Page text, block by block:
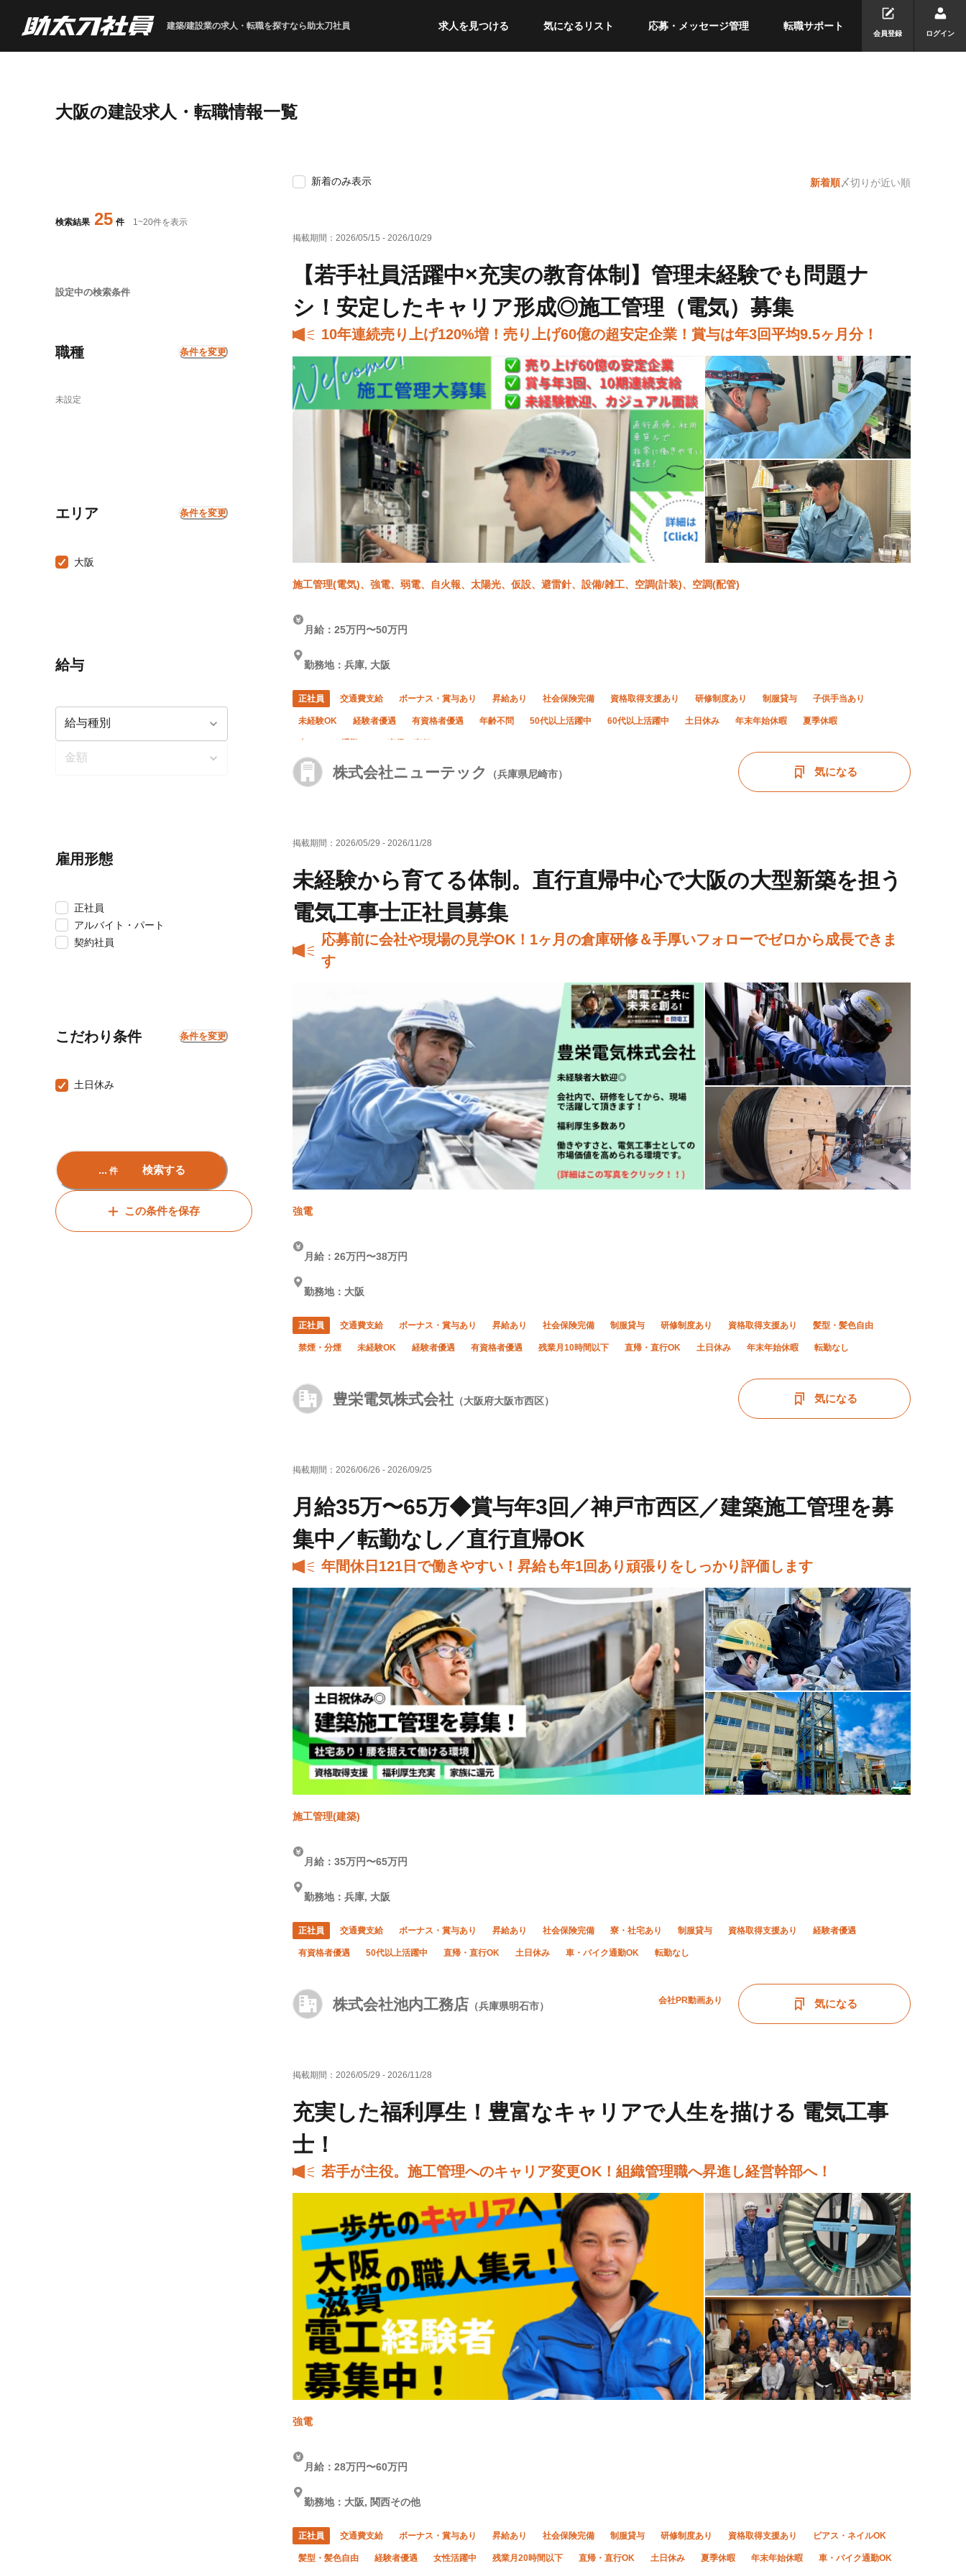
建築/建設業の求人・転職を探すなら助太刀社員 求人を見つける 気になるリスト 応募・メッセージ管理 転職サポート
会員登録 ログイン
大阪の建設求人・転職情報一覧
検索結果 25 件 1~20件を表示
設定中の検索条件
職種 条件を変更
未設定
エリア 条件を変更
大阪
給与
雇用形態
正社員
アルバイト・パート
契約社員
こだわり条件 条件を変更
土日休み
... 件 検索する
この条件を保存
新着のみ表示 新着順〆切りが近い順
掲載期間： 2026/05/15 - 2026/10/29
施工管理(電気)、強電、弱電、自火報、太陽光、仮設、避雷針、設備/雑工、空調(計装)、空調(配管)
【若手社員活躍中×充実の教育体制】管理未経験でも問題ナ
シ！安定したキャリア形成◎施工管理（電気）募集
10年連続売り上げ120%増！売り上げ60億の超安定企業！賞与は年3回平均9.5ヶ月分！
株式会社ニューテック （兵庫県尼崎市）
月給：25万円〜50万円
勤務地：兵庫, 大阪
正社員 交通費支給 ボーナス・賞与あり 昇給あり 社会保険完備 資格取得支援あり 研修制度あり 制服貸与 子供手当あり
未経験OK 経験者優遇 有資格者優遇 年齢不問 50代以上活躍中 60代以上活躍中 土日休み 年末年始休暇 夏季休暇
気になる
掲載期間： 2026/05/29 - 2026/11/28
強電
未経験から育てる体制。直行直帰中心で大阪の大型新築を担う
電気工事士正社員募集
応募前に会社や現場の見学OK！1ヶ月の倉庫研修＆手厚いフォローでゼロから成長できま
す
豊栄電気株式会社 （大阪府大阪市西区）
月給：26万円〜38万円
勤務地：大阪
正社員 交通費支給 ボーナス・賞与あり 昇給あり 社会保険完備 制服貸与 研修制度あり 資格取得支援あり 髪型・髪色自由
禁煙・分煙 未経験OK 経験者優遇 有資格者優遇 残業月10時間以下 直帰・直行OK 土日休み 年末年始休暇 転勤なし
気になる
掲載期間： 2026/06/26 - 2026/09/25
施工管理(建築)
月給35万〜65万◆賞与年3回／神戸市西区／建築施工管理を募
集中／転勤なし／直行直帰OK
年間休日121日で働きやすい！昇給も年1回あり頑張りをしっかり評価します
株式会社池内工務店 （兵庫県明石市） 会社PR動画あり
月給：35万円〜65万円
勤務地：兵庫, 大阪
正社員 交通費支給 ボーナス・賞与あり 昇給あり 社会保険完備 寮・社宅あり 制服貸与 資格取得支援あり 経験者優遇
有資格者優遇 50代以上活躍中 直帰・直行OK 土日休み 車・バイク通勤OK 転勤なし
気になる
掲載期間： 2026/05/29 - 2026/11/28
強電
充実した福利厚生！豊富なキャリアで人生を描ける 電気工事
士！
若手が主役。施工管理へのキャリア変更OK！組織管理職へ昇進し経営幹部へ！
月給：28万円〜60万円
勤務地：大阪, 関西その他
正社員 交通費支給 ボーナス・賞与あり 昇給あり 社会保険完備 制服貸与 研修制度あり 資格取得支援あり ピアス・ネイルOK
髪型・髪色自由 経験者優遇 女性活躍中 残業月20時間以下 直帰・直行OK 土日休み 夏季休暇 年末年始休暇 車・バイク通勤OK